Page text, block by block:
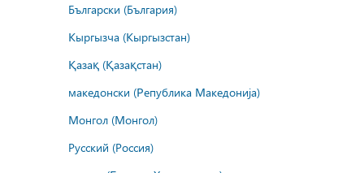
Български (България)
Кыргызча (Кыргызстан)
Қазақ (Қазақстан)
македонски (Република Македонија)
Монгол (Монгол)
Русский (Россия)